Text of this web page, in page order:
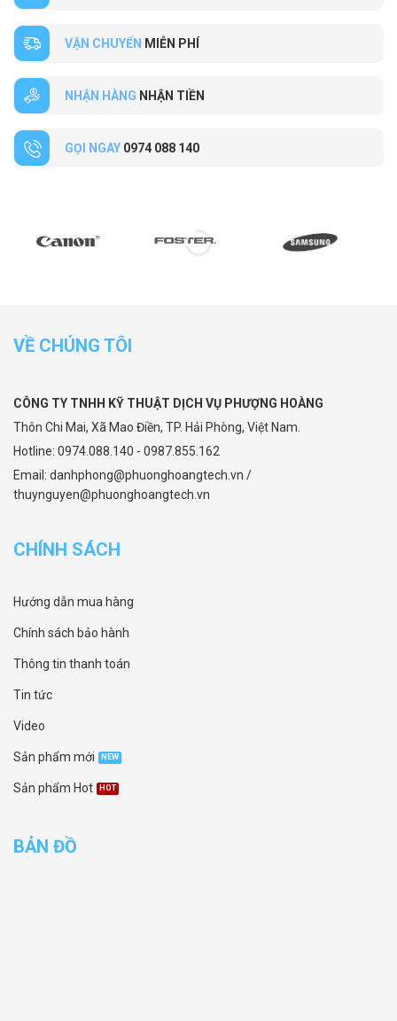
VẬN CHUYỂN MIỄN PHÍ
NHẬN HÀNG NHẬN TIỀN
GỌI NGAY 0974 088 140
VỀ CHÚNG TÔI
CÔNG TY TNHH KỸ THUẬT DỊCH VỤ PHƯỢNG HOÀNG
Thôn Chi Mai, Xã Mao Điền, TP. Hải Phòng, Việt Nam.
Hotline: 0974.088.140 - 0987.855.162
Email: danhphong@phuonghoangtech.vn /
thuynguyen@phuonghoangtech.vn
CHÍNH SÁCH
Hướng dẫn mua hàng
Chính sách bảo hành
Thông tin thanh toán
Tin tức
Video
Sản phẩm mới
Sản phẩm Hot
BẢN ĐỒ